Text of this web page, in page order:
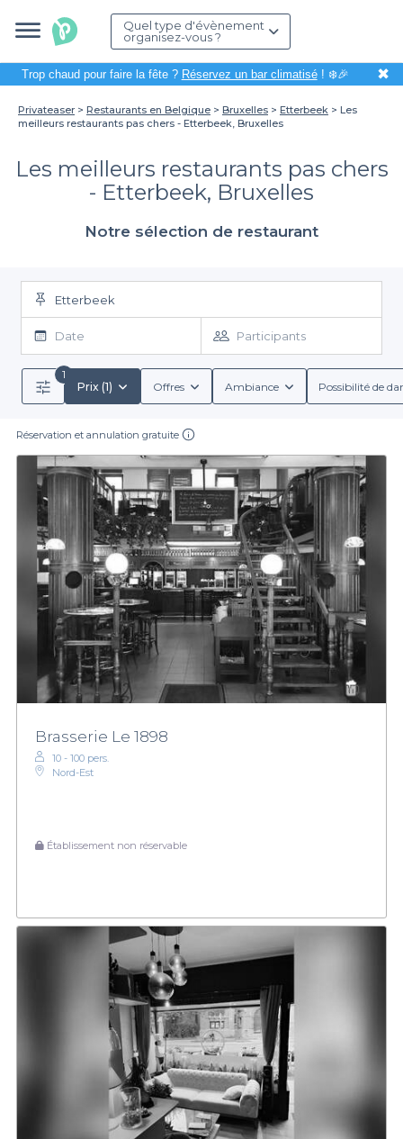
Quel type d'évènement
organisez-vous ?
Trop chaud pour faire la fête ? Réservez un bar climatisé! ❄️🎉 ✖
Privateaser Restaurants en Belgique Bruxelles Etterbeek
Les
meilleurs restaurants pas chers - Etterbeek, Bruxelles
Les meilleurs restaurants pas chers
- Etterbeek, Bruxelles
Notre sélection de restaurant
Etterbeek
Date Participants
1
Prix (1)
Offres Ambiance Possibilité de
Réservation et annulation gratuite
Brasserie Le 1898
10 - 100 pers.
Nord-Est
Établissement non réservable